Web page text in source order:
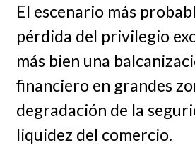
El escenario más
pérdida del privilegio
más bien una
financiero en grandes
degradación de la
liquidez del comercio.